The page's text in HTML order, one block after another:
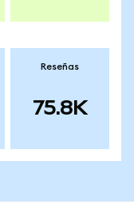
Reseñas
75.8K